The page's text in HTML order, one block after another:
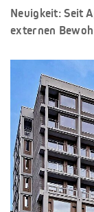
Neuigkeit: Seit
externen